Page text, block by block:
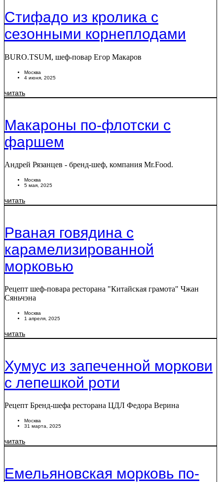
Стифадо из кролика с
сезонными корнеплодами
BURO.TSUM, шеф-повар Егор Макаров
Москва
4 июня, 2025
читать
Макароны по-флотски с
фаршем
Андрей Рязанцев - бренд-шеф, компания Mr.Food.
Москва
5 мая, 2025
читать
Рваная говядина с
карамелизированной
морковью
Рецепт шеф-повара ресторана "Китайская грамота" Чжан
Сяньчэна
Москва
1 апреля, 2025
читать
Хумус из запеченной моркови
с лепешкой роти
Рецепт Бренд-шефа ресторана ЦДЛ Федора Верина
Москва
31 марта, 2025
читать
Емельяновская морковь по-